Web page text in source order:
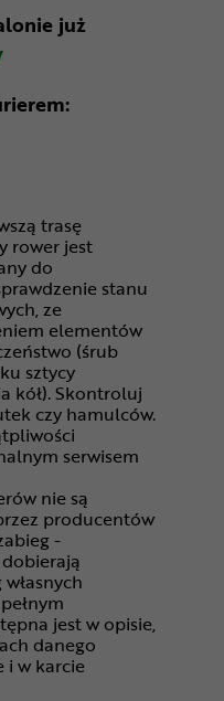
już
trasę
rower jest
do
stanu
ze
elementów
(śrub
sztycy
kół). Skontroluj
czy hamulców.
serwisem
nie są
producentów
-
jest w opisie,
danego
i w karcie